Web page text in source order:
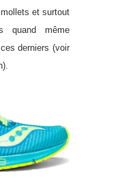
et surtout
quand même
derniers (voir